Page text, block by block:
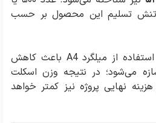
تنش تسلیم این محصول بر حسب
به دلیل استحکام بیشتر، استفاده از میلگرد A4 باعث کاهش
می‌شود؛ در نتیجه وزن اسکلت
نهایی پروژه نیز کمتر خواهد